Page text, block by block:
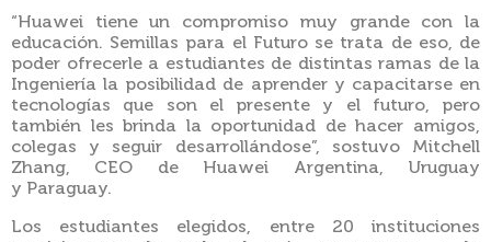
“Huawei tiene un compromiso muy grande con la
educación. Semillas para el Futuro se trata de eso, de
poder ofrecerle a estudiantes de distintas ramas de la
Ingenieríala posibilidad de aprender y capacitarse en
tecnologías que son el presente y el futuro, pero
también les brinda la oportunidad de hacer amigos,
colegas y seguir desarrollándose”, sostuvo Mitchell
Zhang, CEO de Huawei Argentina, Uruguay
y Paraguay.
Los estudiantes elegidos, entre 20 instituciones